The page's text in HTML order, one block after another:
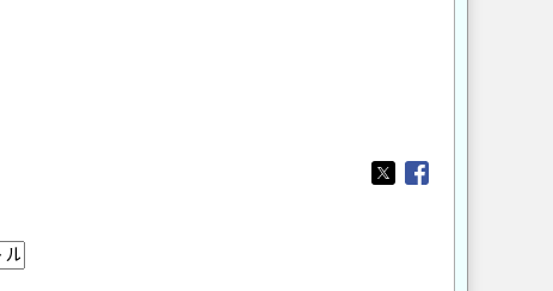
Opens in a new
Opens in a new